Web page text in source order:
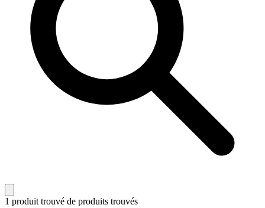
1 produit trouvé de produits trouvés